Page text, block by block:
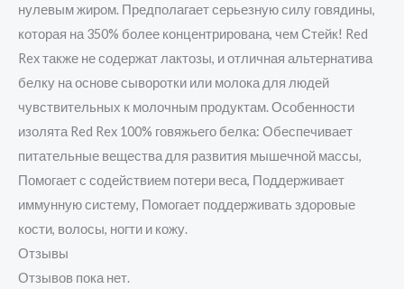
нулевым жиром. Предполагает серьезную силу говядины,
которая на 350% более концентрирована, чем Стейк! Red
Rex также не содержат лактозы, и отличная альтернатива
белку на основе сыворотки или молока для людей
чувствительных к молочным продуктам. Особенности
изолята Red Rex 100% говяжьего белка: Обеспечивает
питательные вещества для развития мышечной массы,
Помогает с содействием потери веса, Поддерживает
иммунную систему, Помогает поддерживать здоровые
кости, волосы, ногти и кожу.
Отзывы
Отзывов пока нет.